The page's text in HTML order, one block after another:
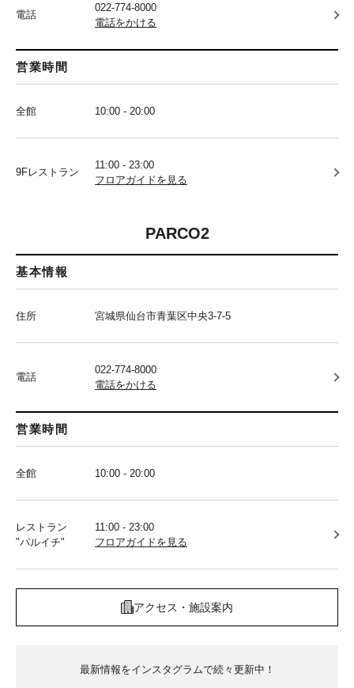
電話
022-774-8000
電話をかける
営業時間
全館 10:00 - 20:00
9Fレストラン
11:00 - 23:00
フロアガイドを見る
PARCO2
基本情報
住所 宮城県仙台市青葉区中央3-7-5
電話
022-774-8000
電話をかける
営業時間
全館 10:00 - 20:00
レストラン
"パルイチ"
11:00 - 23:00
フロアガイドを見る
アクセス・施設案内
最新情報をインスタグラムで続々更新中！